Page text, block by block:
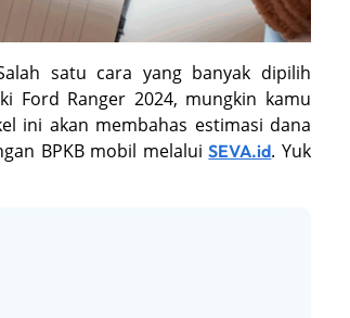
satu cara yang banyak dipilih
Ford Ranger 2024, mungkin kamu
ini akan membahas estimasi dana
BPKB mobil melaluiSEVA.id. Yuk